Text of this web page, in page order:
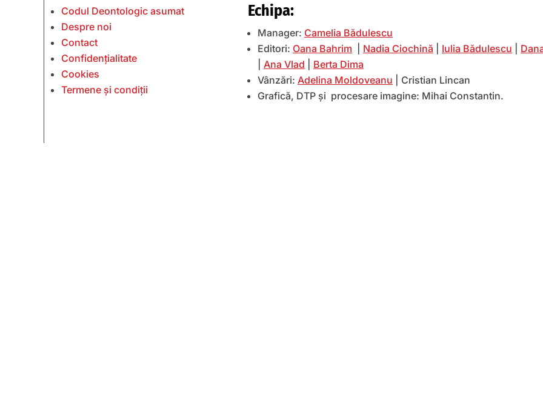
Codul Deontologic asumat
Despre noi
Contact
Confidențialitate
Cookies
Termene și condiții
Echipa:
Manager: Camelia Bădulescu
Editori: Oana Bahrim Nadia Ciochină Iulia Bădulescu
Ana Vlad
Berta Dima
Vânzări: Adelina Moldoveanu | Cristian Lincan
Grafică, DTP și procesare imagine: Mihai Constantin.